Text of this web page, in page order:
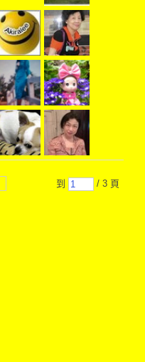
到 / 3 頁